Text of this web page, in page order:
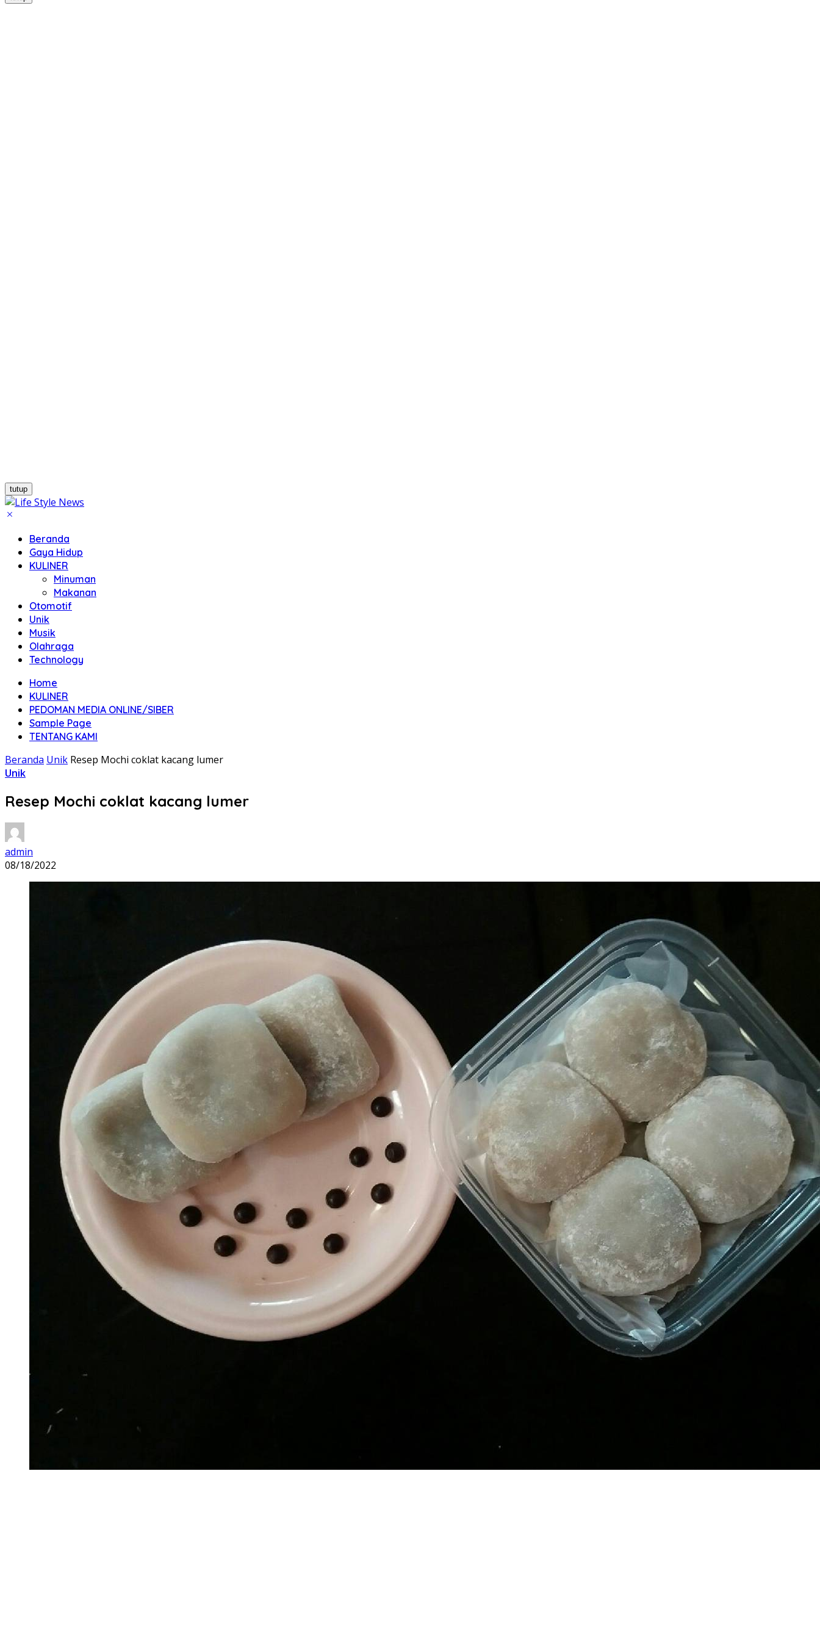
tutup
Beranda
Gaya Hidup
KULINER
Minuman
Makanan
Otomotif
Unik
Musik
Olahraga
Technology
Home
KULINER
PEDOMAN MEDIA ONLINE/SIBER
Sample Page
TENTANG KAMI
Beranda Unik Resep Mochi coklat kacang lumer
Unik
Resep Mochi coklat kacang lumer
admin
08/18/2022